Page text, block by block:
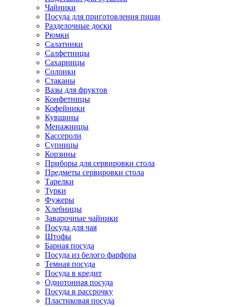
Чайники
Посуда для приготовления пищи
Разделочные доски
Рюмки
Салатники
Салфетницы
Сахарницы
Солонки
Стаканы
Вазы для фруктов
Конфетницы
Кофейники
Кувшины
Менажницы
Кассероли
Супницы
Корзины
Приборы для сервировки стола
Предметы сервировки стола
Тарелки
Турки
Фужеры
Хлебницы
Заварочные чайники
Посуда для чая
Штофы
Барная посуда
Посуда из белого фарфора
Темная посуда
Посуда в кредит
Однотонная посуда
Посуда в рассрочку
Пластиковая посуда